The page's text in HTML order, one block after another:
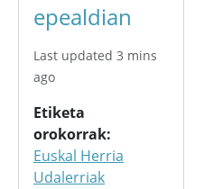
epealdian
Last updated 3 mins
ago
Etiketa
orokorrak
Euskal Herria
Udalerriak